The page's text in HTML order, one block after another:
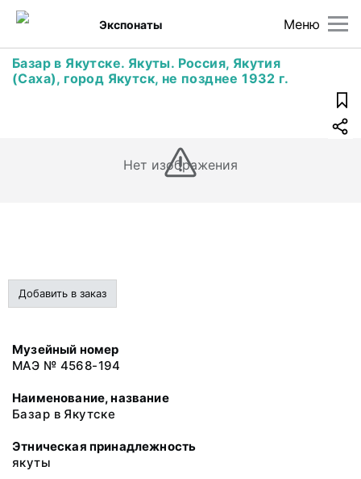
Меню
Экспонаты
Базар в Якутске. Якуты. Россия, Якутия
(Саха), город Якутск, не позднее 1932 г.
Нет изображения
Добавить в заказ
Музейный номер
МАЭ № 4568-194
Наименование, название
Базар в Якутске
Этническая принадлежность
якуты